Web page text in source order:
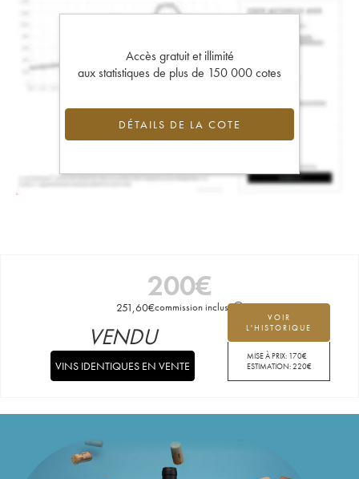
Accès gratuit et illimité
aux statistiques de plus de 150 000 cotes
DÉTAILS DE LA COTE
200€
251,60€commission incluse
VOIR
L'HISTORIQUE
MISE À PRIX: 170€
ESTIMATION:220€
VENDU
VINS IDENTIQUES EN VENTE